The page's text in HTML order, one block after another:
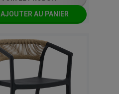
AJOUTER AU PANIER